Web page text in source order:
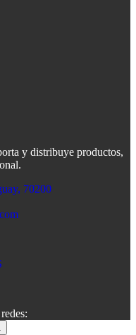
y distribuye productos,
70200